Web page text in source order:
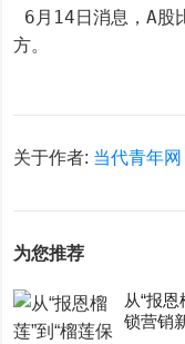
方。
关于作者: 当代青年网
为您推荐
从“报
锁营销